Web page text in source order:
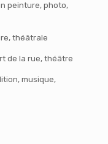
peinture, photo,
théâtrale
de la rue, théâtre
musique,